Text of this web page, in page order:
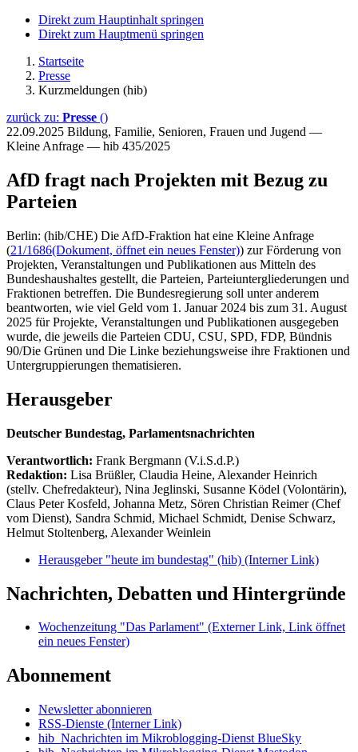
Direkt zum Hauptinhalt springen
Direkt zum Hauptmenü springen
Startseite
Presse
Kurzmeldungen (hib)
zurück zu: Presse ()
22.09.2025 Bildung, Familie, Senioren, Frauen und Jugend —
Kleine Anfrage — hib 435/2025
AfD fragt nach Projekten mit Bezug zu
Parteien
Berlin: (hib/CHE) Die AfD-Fraktion hat eine Kleine Anfrage
(21/1686(Dokument, öffnet ein neues Fenster)) zur Förderung von
Projekten, Veranstaltungen und Publikationen aus Mitteln des
Bundeshaushaltes gestellt, die Parteien, Parteiuntergliederungen und
Fraktionen betreffen. Die Bundesregierung soll unter anderem
beantworten, wie viel Geld vom 1. Januar 2024 bis zum 31. August
2025 für Projekte, Veranstaltungen und Publikationen ausgegeben
wurde, die jeweils die Parteien CDU, CSU, SPD, FDP, Bündnis
90/Die Grünen und Die Linke beziehungsweise ihre Fraktionen und
Untergruppierungen thematisieren.
Herausgeber
Deutscher Bundestag, Parlamentsnachrichten
Verantwortlich: Frank Bergmann (V.i.S.d.P.)
Redaktion: Lisa Brüßler, Claudia Heine, Alexander Heinrich
(stellv. Chefredakteur), Nina Jeglinski, Susanne Ködel (Volontärin),
Claus Peter Kosfeld, Johanna Metz, Sören Christian Reimer (Chef
vom Dienst), Sandra Schmid, Michael Schmidt, Denise Schwarz,
Helmut Stoltenberg, Alexander Weinlein
Herausgeber "heute im bundestag" (hib) (Interner Link)
Nachrichten, Debatten und Hintergründe
Wochenzeitung "Das Parlament" (Externer Link, Link öffnet
ein neues Fenster)
Abonnement
Newsletter abonnieren
RSS-Dienste (Interner Link)
hib_Nachrichten im Mikroblogging-Dienst BlueSky